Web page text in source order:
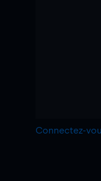
Connectez-